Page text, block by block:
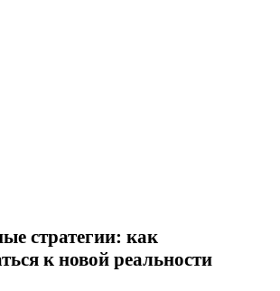
стратегии: как
к новой реальности